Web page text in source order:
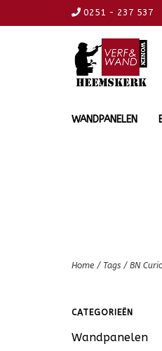
0251 - 237 537
WANDPANELEN
Home / Tags / BN
CATEGORIEËN
Wandpanelen